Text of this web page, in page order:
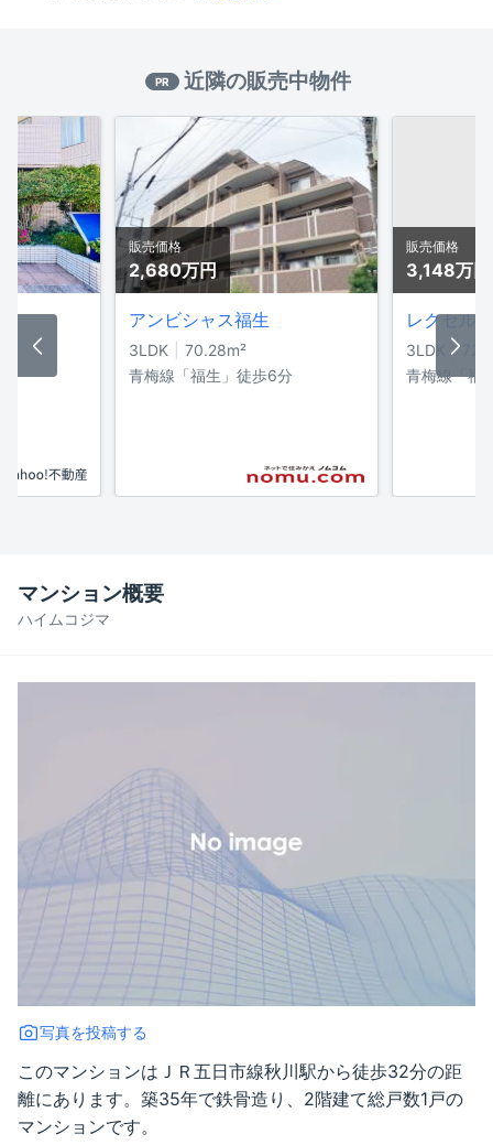
PR 近隣の販売中物件
販売価格
2,680万円
アンビシャス福生
3LDK 70.28m²
青梅線「福生」徒歩6分
販売価格
3,148万円
3LDK
青梅線「福
ハイムコジマ
マンション概要
写真を投稿する
このマンションはＪＲ五日市線秋川駅から徒歩32分の距
離にあります。築35年で鉄骨造り、2階建て総戸数1戸の
マンションです。